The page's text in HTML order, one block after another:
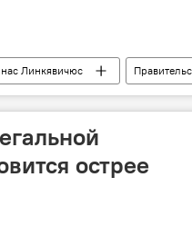
Линкявичюс
острее